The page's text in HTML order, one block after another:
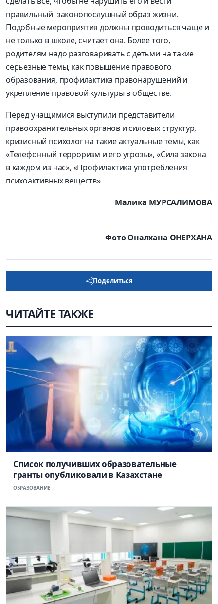
правильный, законопослушный образ жизни.
Подобные мероприятия должны проводиться чаще и
не только в школе, считает она. Более того,
родителям надо разговаривать с детьми на такие
серьезные темы, как повышение правового
образования, профилактика правонарушений и
укрепление правовой культуры в обществе.
Перед учащимися выступили представители
правоохранительных органов и силовых структур,
кризисный психолог на такие актуальные темы, как
«Телефонный терроризм и его угрозы», «Сила закона
в каждом из нас», «Профилактика употребления
психоактивных веществ».
Малика МУРСАЛИМОВА
Фото Оналхана ОНЕРХАНА
Поделиться
ЧИТАЙТЕ ТАКЖЕ
Список получивших образовательные
гранты опубликовали в Казахстане
ОБРАЗОВАНИЕ